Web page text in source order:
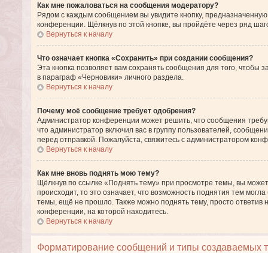
Как мне пожаловаться на сообщения модератору?
Рядом с каждым сообщением вы увидите кнопку,
конференции. Щёлкнув по этой кнопке, вы пройдёте через ряд
Вернуться к началу
Что означает кнопка «Сохранить» при создании сообщения?
Эта кнопка позволяет вам сохранять сообщения для того, чтобы
в параграф «Черновики» личного раздела.
Вернуться к началу
Почему моё сообщение требует одобрения?
Администратор конференции может решить, что сообщения
что администратор включил вас в группу пользователей,
перед отправкой. Пожалуйста, свяжитесь с администратором
Вернуться к началу
Как мне вновь поднять мою тему?
Щёлкнув по ссылке «Поднять тему» при просмотре темы, вы
происходит, то это означает, что возможность поднятия тем
темы, ещё не прошло. Также можно поднять тему, просто ответив
конференции, на которой находитесь.
Вернуться к началу
Форматирование сообщений и типы создаваемых